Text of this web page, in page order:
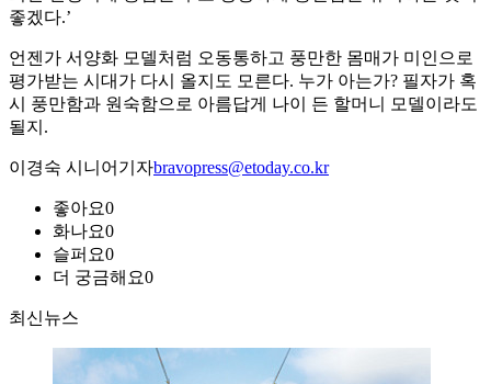
좋겠다.’
언젠가 서양화 모델처럼 오동통하고 풍만한 몸매가 미인으로
평가받는 시대가 다시 올지도 모른다. 누가 아는가? 필자가 혹
시 풍만함과 원숙함으로 아름답게 나이 든 할머니 모델이라도
될지.
이경숙 시니어기자bravopress@etoday.co.kr
좋아요0
화나요0
슬퍼요0
더 궁금해요0
최신뉴스